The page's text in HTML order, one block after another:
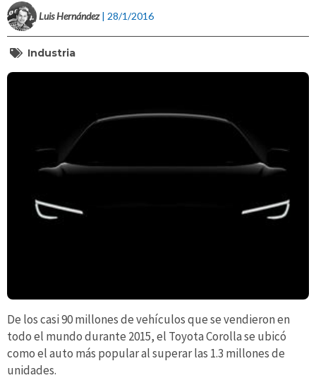
Luis Hernández | 28/1/2016
Industria
De los casi 90 millones de vehículos que se vendieron en
todo el mundo durante 2015, el Toyota Corolla se ubicó
como el auto más popular al superar las 1.3 millones de
unidades.